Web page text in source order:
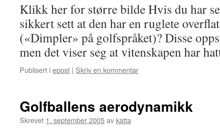
Klikk her for større bilde Hvis du har
sikkert sett at den har en ruglete
(«Dimpler» på golfspråket)? Disse
men det viser seg at vitenskapen har
Publisert iepost | Skriv en kommentar
Golfballens aerodynamikk
Skrevet 1. september 2005av katta